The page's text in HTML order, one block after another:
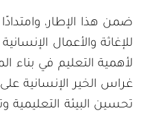
ضمن هذا الإطار،
للإغاثة والأعمال
لأهمية التعليم في
غراس الخير الإنسانية
تحسين البيئة التعليمية